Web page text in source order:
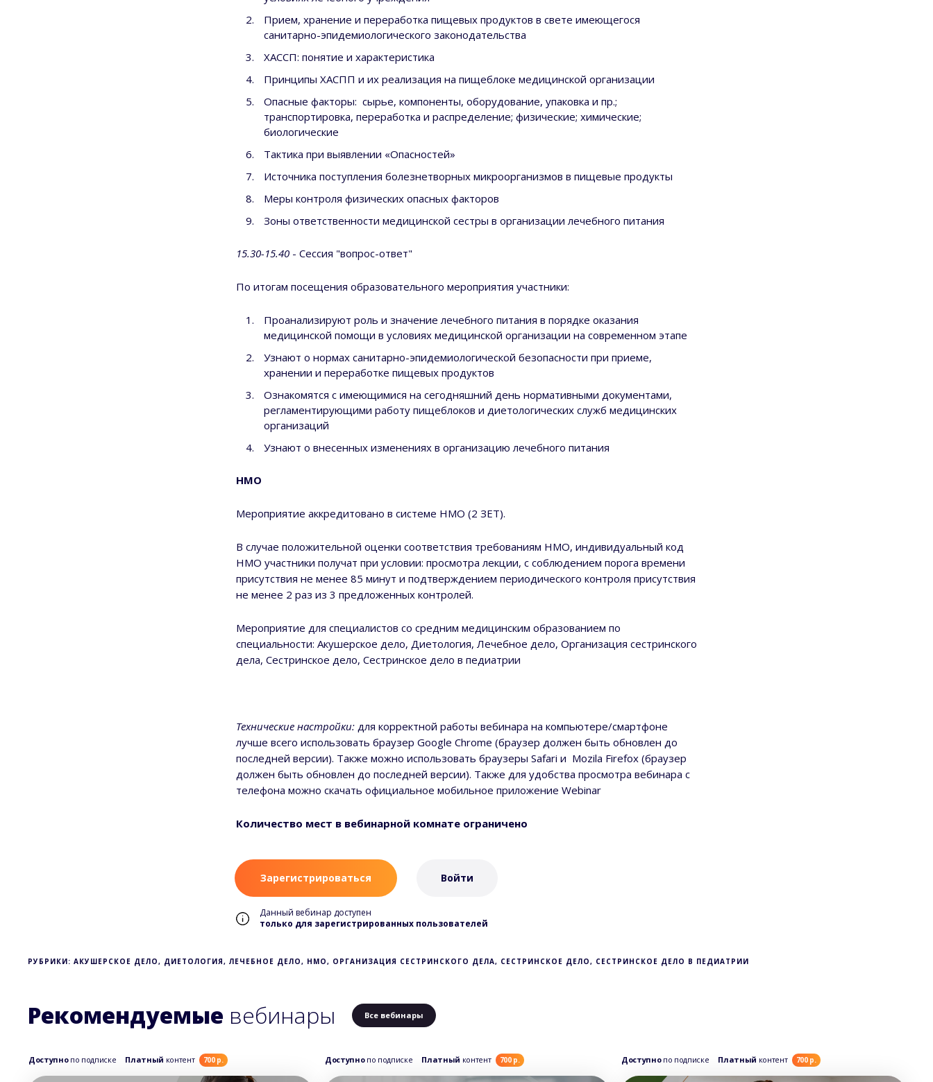
Прием, хранение и переработка пищевых продуктов в свете имеющегося
санитарно-эпидемиологического законодательства
ХАССП: понятие и характеристика
Принципы ХАСПП и их реализация на пищеблоке медицинской организации
Опасные факторы: сырье, компоненты, оборудование, упаковка и пр.;
транспортировка, переработка и распределение; физические; химические;
биологические
Тактика при выявлении «Опасностей»
Источника поступления болезнетворных микроорганизмов в пищевые продукты
Меры контроля физических опасных факторов
Зоны ответственности медицинской сестры в организации лечебного питания
15.30-15.40- Сессия "вопрос-ответ"
По итогам посещения образовательного мероприятия участники:
Проанализируют роль и значение лечебного питания в порядке оказания
медицинской помощи в условиях медицинской организации на современном этапе
Узнают о нормах санитарно-эпидемиологической безопасности при приеме,
хранении и переработке пищевых продуктов
Ознакомятся с имеющимися на сегодняшний день нормативными документами,
регламентирующими работу пищеблоков и диетологических служб медицинских
организаций
Узнают о внесенных изменениях в организацию лечебного питания
НМО
Мероприятие аккредитовано в системе НМО (2 ЗЕТ).
В случае положительной оценки соответствия требованиям НМО, индивидуальный код
НМО участники получат при условии: просмотра лекции, с соблюдением порога времени
присутствия не менее 85 минут и подтверждением периодического контроля присутствия
не менее 2 раз из 3 предложенных контролей.
Мероприятие для специалистов со средним медицинским образованием по
специальности: Акушерское дело, Диетология, Лечебное дело, Организация сестринского
дела, Сестринское дело, Сестринское дело в педиатрии
Технические настройки: для корректной работы вебинара на компьютере/смартфоне
лучше всего использовать браузер Google Chrome (браузер должен быть обновлен до
последней версии). Также можно использовать браузеры Safari и Mozila Firefox (браузер
должен быть обновлен до последней версии). Также для удобства просмотра вебинара с
телефона можно скачать официальное мобильное приложение Webinar
Количество мест в вебинарной комнате ограничено
Зарегистрироваться Войти
Данный вебинар доступен
только для зарегистрированных пользователей
РУБРИКИ: АКУШЕРСКОЕ ДЕЛО, ДИЕТОЛОГИЯ, ЛЕЧЕБНОЕ ДЕЛО, НМО, ОРГАНИЗАЦИЯ СЕСТРИНСКОГО ДЕЛА, СЕСТРИНСКОЕ ДЕЛО, СЕСТРИНСКОЕ ДЕЛО В ПЕДИАТРИИ
Рекомендуемые вебинары Все вебинары
Доступнопо подписке Платный контент 700 р. Доступнопо подписке Платный контент 700 р. Доступнопо подписке Платный контент 700 р.